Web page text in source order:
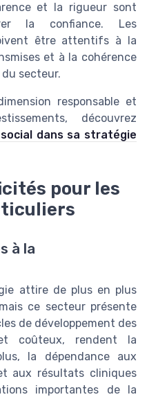
et la rigueur sont
la confiance. Les
être attentifs à la
et à la cohérence
secteur.
responsable et
découvrez
dans sa stratégie
pour les
à la
attire de plus en plus
ce secteur présente
de développement des
coûteux, rendent la
la dépendance aux
aux résultats cliniques
importantes de la